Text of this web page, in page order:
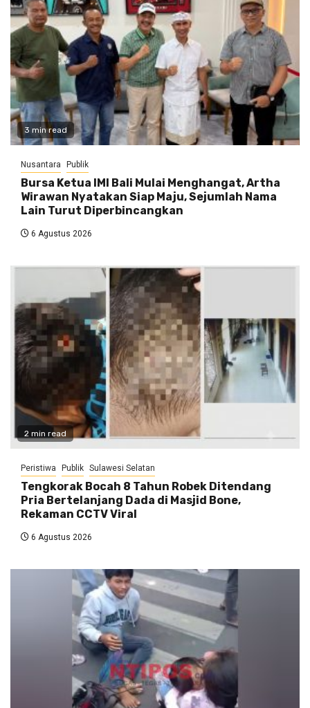
3 min read
Nusantara Publik
Bursa Ketua IMI Bali Mulai Menghangat, Artha
Wirawan Nyatakan Siap Maju, Sejumlah Nama
Lain Turut Diperbincangkan
6 Agustus 2026
2 min read
Peristiwa Publik Sulawesi Selatan
Tengkorak Bocah 8 Tahun Robek Ditendang
Pria Bertelanjang Dada di Masjid Bone,
Rekaman CCTV Viral
6 Agustus 2026